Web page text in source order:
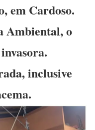
em Cardoso.
Ambiental, o
inclusive